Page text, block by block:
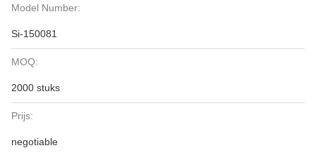
Model Number:
Si-150081
MOQ:
2000 stuks
Prijs:
negotiable